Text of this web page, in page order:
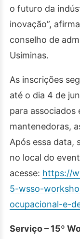
o futuro da
inovação”,
conselho de
Usiminas.
As inscrições
até o dia 4 de
para associados
mantenedoras,
Após essa data,
no local do
acesse: https://
5-wsso-
ocupacional-e-
Serviço – 15º